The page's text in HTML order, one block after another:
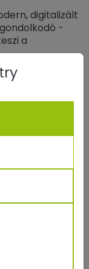
digitalizált
-
a